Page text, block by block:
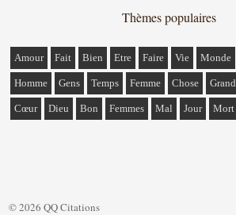
Thèmes populaires
Amour Fait Bien Etre Faire Vie Monde
Homme Gens Temps Femme Chose Grand
Cœur Dieu Bon Femmes Mal Jour Mort
© 2026 QQ Citations